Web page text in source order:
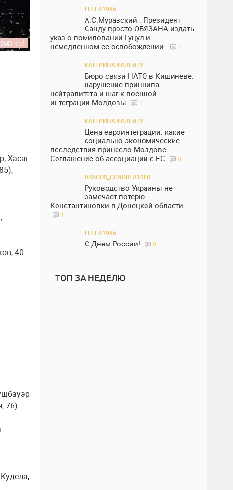
Хасан
40.
76).
LELEA1986
А.С.Муравский : Президент
Санду просто ОБЯЗАНА издать
указ о помиловании Гуцул и
немедленном её освобождении.
1
КАТЕРИНА ХАНЕИТУ
Бюро связи НАТО в Кишиневе:
нарушение принципа
нейтралитета и шаг к военной
интеграции Молдовы
1
КАТЕРИНА ХАНЕИТУ
Цена евроинтеграции: какие
социально-экономические
последствия принесло Молдове
Соглашение об ассоциации с ЕС
0
DRAGOS_CONDREA1988
Руководство Украины не
замечает потерю
Константиновки в Донецкой области
1
LELEA1986
С Днем России! 0
ТОП ЗА НЕДЕЛЮ